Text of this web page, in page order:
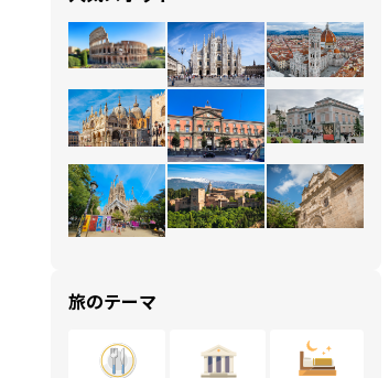
旅のテーマ